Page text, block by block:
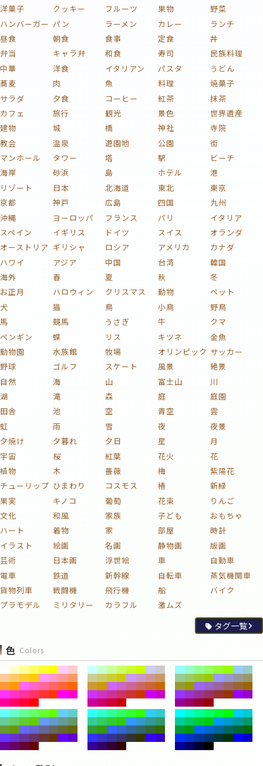
洋菓子
クッキー フルーツ 果物
野菜
ハンバーガー パン ラーメン カレー
ランチ
昼食
朝食 食事 定食
丼
弁当
キャラ弁 和食 寿司
民族料理
中華
洋食 イタリアン パスタ
うどん
蕎麦
肉 魚 料理
焼菓子
サラダ
夕食 コーヒー 紅茶
抹茶
カフェ
旅行 観光 景色
世界遺産
建物
城 橋 神社
寺院
教会
温泉 遊園地 公園
街
マンホール
タワー 塔 駅
ビーチ
海岸
砂浜 島 ホテル
港
リゾート
日本 北海道 東北
東京
京都
神戸 広島 四国
九州
沖縄
ヨーロッパ フランス パリ
イタリア
スペイン
イギリス ドイツ スイス
オランダ
オーストリア ギリシャ ロシア アメリカ
カナダ
ハワイ
アジア 中国 台湾
韓国
海外
春 夏 秋
冬
お正月
ハロウィン クリスマス 動物
ペット
犬
猫 鳥 小鳥
野鳥
馬
競馬 うさぎ 牛
クマ
ペンギン
蝶 リス キツネ
金魚
動物園
水族館 牧場 オリンピック サッカー
野球
ゴルフ スケート 風景
絶景
自然
海 山 富士山
川
湖
滝 森 庭
庭園
田舎
池 空 青空
雲
虹
雨 雪 夜
夜景
夕焼け
夕暮れ 夕日 星
月
宇宙
桜 紅葉 花火
花
植物
木 薔薇 梅
紫陽花
チューリップ ひまわり コスモス 椿
新緑
果実
キノコ 葡萄 花束
りんご
文化
和風 家族 子ども
おもちゃ
ハート
着物 家 部屋
時計
イラスト
絵画 名画 静物画
版画
芸術
日本画 浮世絵 車
自動車
電車
鉄道 新幹線 自転車
蒸気機関車
貨物列車
戦闘機 飛行機 船
バイク
プラモデル
ミリタリー カラフル 激ムズ
タグ一覧
色 Colors